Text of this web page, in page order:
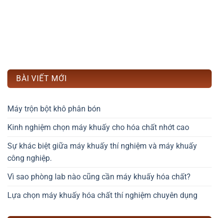
BÀI VIẾT MỚI
Máy trộn bột khô phân bón
Kinh nghiệm chọn máy khuấy cho hóa chất nhớt cao
Sự khác biệt giữa máy khuấy thí nghiệm và máy khuấy
công nghiệp.
Vì sao phòng lab nào cũng cần máy khuấy hóa chất?
Lựa chọn máy khuấy hóa chất thí nghiệm chuyên dụng